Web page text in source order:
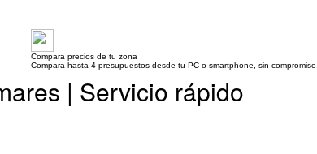
Compara precios de tu zona
Compara hasta 4 presupuestos desde tu PC o smartphone, sin compromiso.
| Servicio rápido